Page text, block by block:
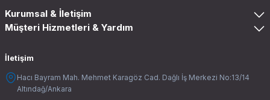
Kurumsal & İletişim
Müşteri Hizmetleri & Yardım
İletişim
Hacı Bayram Mah. Mehmet Karagöz Cad. Dağlı İş Merkezi No:13/14
Altındağ/Ankara